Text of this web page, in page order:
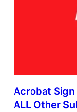
Acrobat
ALL Other